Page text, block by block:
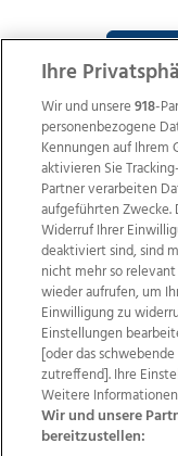
Wir über uns
Datenschutz
AGB Website
Ihre
Wir und unsere918-
personenbezogene
Kennungen auf Ihrem
aktivieren Sie
Partner verarbeiten
aufgeführten Zwecke.
Widerruf Ihrer
deaktiviert sind, sind
nicht mehr so
wieder aufrufen, um
Einwilligung zu
Einstellungen
[oder das
zutreffend]. Ihre
Weitere
Wir und unsere
bereitzustellen: